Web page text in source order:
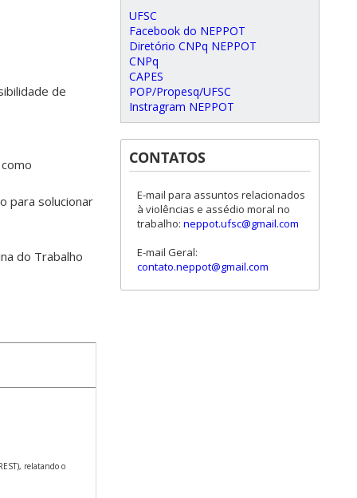
de
para solucionar
do Trabalho
relatando o
UFSC
Facebook do NEPPOT
Diretório CNPq NEPPOT
CNPq
CAPES
POP/Propesq/UFSC
Instragram NEPPOT
CONTATOS
E-mail para assuntos relacionados
à violências e assédio moral no
trabalho: neppot.ufsc@gmail.com
E-mail Geral:
contato.neppot@gmail.com